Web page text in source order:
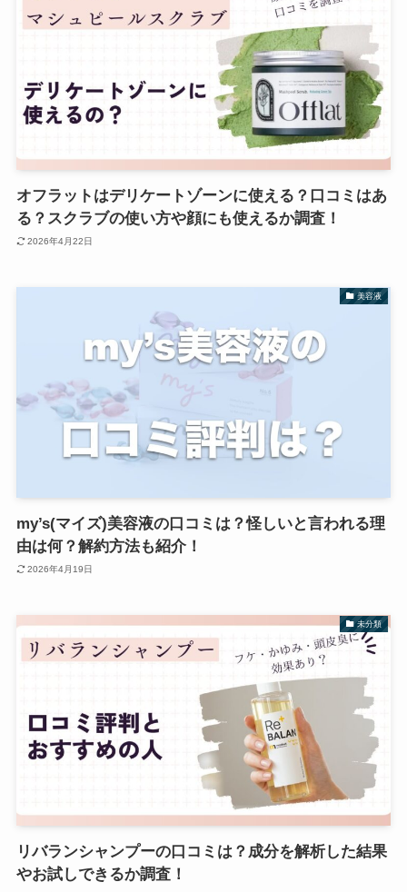
オフラットはデリケートゾーンに使える？口コミはあ
る？スクラブの使い方や顔にも使えるか調査！
2026年4月22日
美容液
my’s(マイズ)美容液の口コミは？怪しいと言われる理
由は何？解約方法も紹介！
2026年4月19日
未分類
リバランシャンプーの口コミは？成分を解析した結果
やお試しできるか調査！